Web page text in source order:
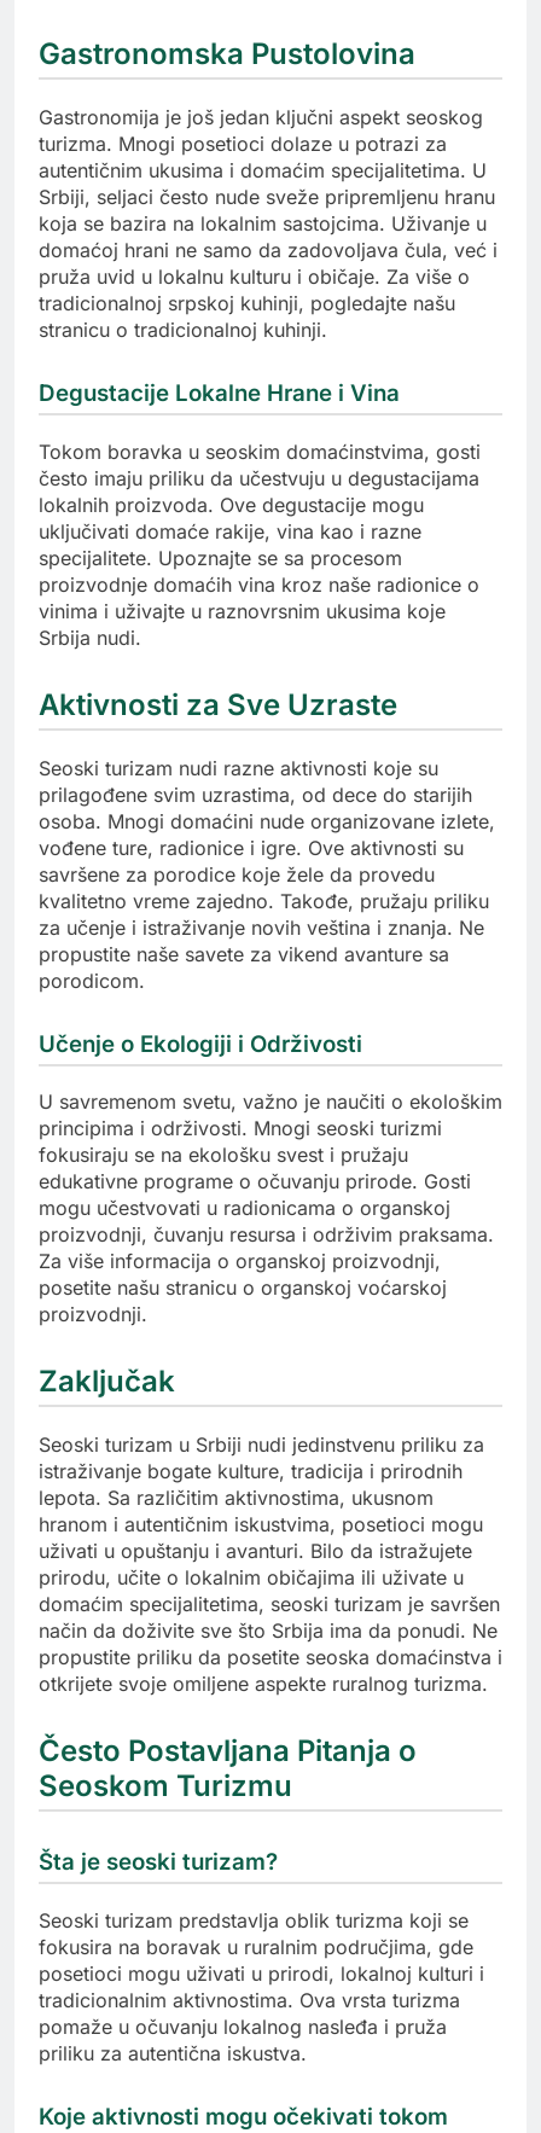
Gastronomska Pustolovina
Gastronomija je još jedan ključni aspekt seoskog
turizma. Mnogi posetioci dolaze u potrazi za
autentičnim ukusima i domaćim specijalitetima. U
Srbiji, seljaci često nude sveže pripremljenu hranu
koja se bazira na lokalnim sastojcima. Uživanje u
domaćoj hrani ne samo da zadovoljava čula, već i
pruža uvid u lokalnu kulturu i običaje. Za više o
tradicionalnoj srpskoj kuhinji, pogledajte našu
stranicu o tradicionalnoj kuhinji.
Degustacije Lokalne Hrane i Vina
Tokom boravka u seoskim domaćinstvima, gosti
često imaju priliku da učestvuju u degustacijama
lokalnih proizvoda. Ove degustacije mogu
uključivati domaće rakije, vina kao i razne
specijalitete. Upoznajte se sa procesom
proizvodnje domaćih vina kroz naše radionice o
vinima i uživajte u raznovrsnim ukusima koje
Srbija nudi.
Aktivnosti za Sve Uzraste
Seoski turizam nudi razne aktivnosti koje su
prilagođene svim uzrastima, od dece do starijih
osoba. Mnogi domaćini nude organizovane izlete,
vođene ture, radionice i igre. Ove aktivnosti su
savršene za porodice koje žele da provedu
kvalitetno vreme zajedno. Takođe, pružaju priliku
za učenje i istraživanje novih veština i znanja. Ne
propustite naše savete za vikend avanture sa
porodicom.
Učenje o Ekologiji i Održivosti
U savremenom svetu, važno je naučiti o ekološkim
principima i održivosti. Mnogi seoski turizmi
fokusiraju se na ekološku svest i pružaju
edukativne programe o očuvanju prirode. Gosti
mogu učestvovati u radionicama o organskoj
proizvodnji, čuvanju resursa i održivim praksama.
Za više informacija o organskoj proizvodnji,
posetite našu stranicu o organskoj voćarskoj
proizvodnji.
Zaključak
Seoski turizam u Srbiji nudi jedinstvenu priliku za
istraživanje bogate kulture, tradicija i prirodnih
lepota. Sa različitim aktivnostima, ukusnom
hranom i autentičnim iskustvima, posetioci mogu
uživati u opuštanju i avanturi. Bilo da istražujete
prirodu, učite o lokalnim običajima ili uživate u
domaćim specijalitetima, seoski turizam je savršen
način da doživite sve što Srbija ima da ponudi. Ne
propustite priliku da posetite seoska domaćinstva i
otkrijete svoje omiljene aspekte ruralnog turizma.
Često Postavljana Pitanja o
Seoskom Turizmu
Šta je seoski turizam?
Seoski turizam predstavlja oblik turizma koji se
fokusira na boravak u ruralnim područjima, gde
posetioci mogu uživati u prirodi, lokalnoj kulturi i
tradicionalnim aktivnostima. Ova vrsta turizma
pomaže u očuvanju lokalnog nasleđa i pruža
priliku za autentična iskustva.
Koje aktivnosti mogu očekivati tokom